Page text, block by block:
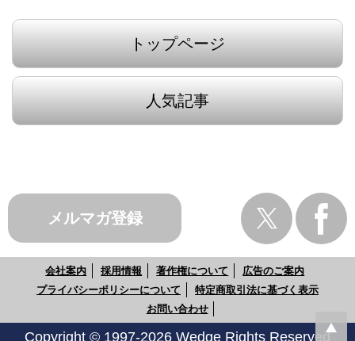
トップページ
人気記事
メルマガ登録
会社案内 採用情報 著作権について
広告のご案内
プライバシーポリシーについて
特定商取引法に基づく表示
お問い合わせ
Copyright © 1997-2026 Wedge Rights Reserved